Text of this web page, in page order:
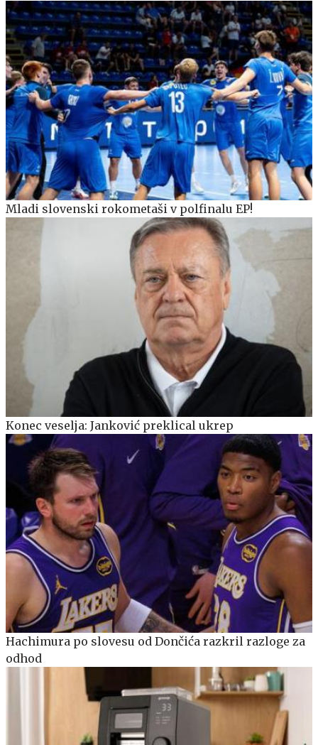
Mladi slovenski rokometaši v polfinalu EP!
Konec veselja: Janković preklical ukrep
Hachimura po slovesu od Dončića razkril razloge za
odhod